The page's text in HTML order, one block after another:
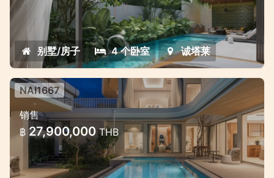
普吉岛高端别墅项目 — 限量发售，详情请垂询
别墅/房子 4 个卧室 诚塔莱
Saiyuan别墅 —— 普吉岛拉威绿意环
绕的高端泳池别墅项目
Saiyuan别墅 —— 普吉岛拉威绿意环绕的高端
泳池别墅项目
NAI1667
销售
฿ 27,900,000THB